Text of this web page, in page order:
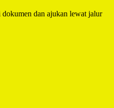
dokumen dan ajukan lewat jalur